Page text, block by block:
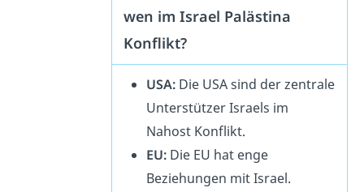
wen im Israel Palästina
Konflikt?
USA:Die USA sind der zentrale
Unterstützer Israels im
Nahost Konflikt.
EU:Die EU hat enge
Beziehungen mit Israel.